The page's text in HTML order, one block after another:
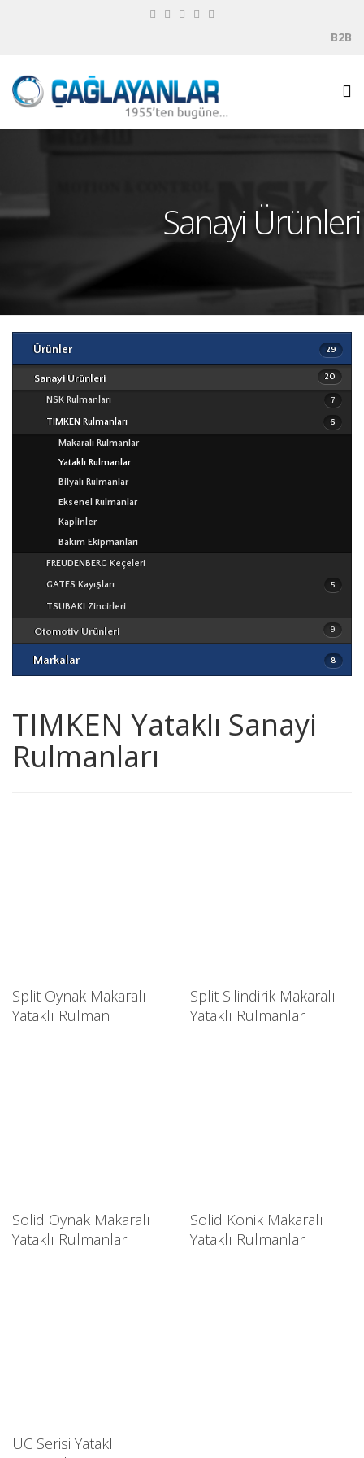
B2B
Sanayi Ürünleri
29
Ürünler
20
Sanayi Ürünleri
7
NSK Rulmanları
Makaralı Rulmanlar
Yataklı Rulmanlar
Lineer Üniteler
Vidalı Miller
6
TIMKEN Rulmanları
Makaralı Rulmanlar
Yataklı Rulmanlar
Bilyalı Rulmanlar
Eksenel Rulmanlar
Kaplinler
Bakım Ekipmanları
FREUDENBERG Keçeleri
5
GATES Kayışları
V Kayışları
Zaman Kayışları
Poliüretan Kayışlar
Elastik Kaplinler - Kasnaklar
Yardımcı Ekipmanlar
TSUBAKI Zincirleri
9
Otomotiv Ürünleri
NSK Rulmanları
TIMKEN Rulmanları
ECOPARTS Rulmanları
OPTIBELT Kayışları
AA TOP Kayışları
ECOPARTS Kayışları
ECOPARTS Yedek Parça
WASSERFALL Yedek Parça
WASSERFALL Oto Bakım Ürünleri
8
Markalar
TIMKEN
ECOPARTS
TSUBAKI
GATES
FREUDENBERG
TIMKEN Yataklı Sanayi
Rulmanları
Split Oynak Makaralı
Yataklı Rulman
Split Silindirik Makaralı
Yataklı Rulmanlar
Solid Oynak Makaralı
Yataklı Rulmanlar
Solid Konik Makaralı
Yataklı Rulmanlar
UC Serisi Yataklı